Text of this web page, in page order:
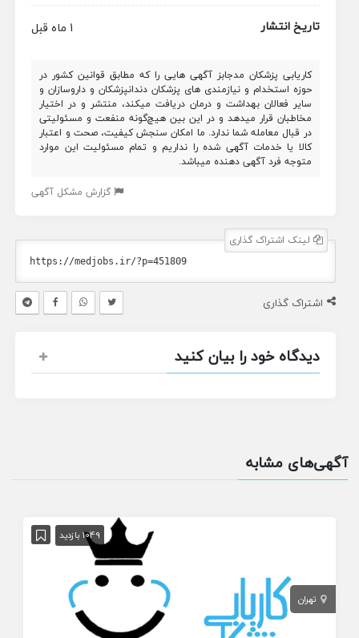
تاریخ انتشار
1 ماه قبل
کاریابی پزشکان مدجابز آگهی هایی را که مطابق قوانین کشور در
حوزه استخدام و نیازمندی های پزشکان دندانپزشکان و داروسازان و
سایر فعالان بهداشت و درمان دریافت میکند، منتشر و در اختیار
مخاطبان قرار میدهد و در این بین هیچ‌گونه منفعت و مسئولیتی
در قبال معامله شما ندارد. ما امکان سنجش کیفیت، صحت و اعتبار
کالا یا خدمات آگهی شده را نداریم و تمام مسئولیت این موارد
متوجه فرد آگهی دهنده میباشد.
گزارش مشکل آگهی
لینک اشتراک گذاری
اشتراک گذاری
دیدگاه خود را بیان کنید
آگهی‌های مشابه
1049 بازدید
تهران